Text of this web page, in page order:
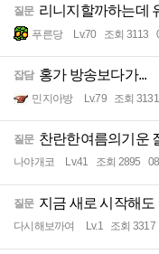
질문 리니지할까하는데
푸른당 Lv.70 조회 3113
잡담 홍가 방송보다가...
민지아방 Lv.79 조회 3131
질문 찬란한여름의기운
나야개코 Lv.41 조회 2895
질문 지금 새로 시작해
다시해보까여 Lv.1 조회 3317